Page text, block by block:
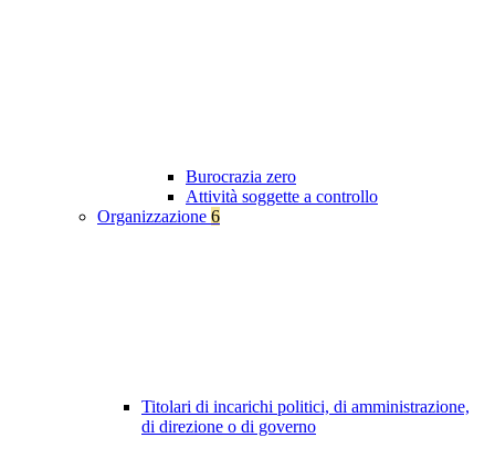
Burocrazia zero
Attività soggette a controllo
Organizzazione 6
Titolari di incarichi politici, di amministrazione,
di direzione o di governo